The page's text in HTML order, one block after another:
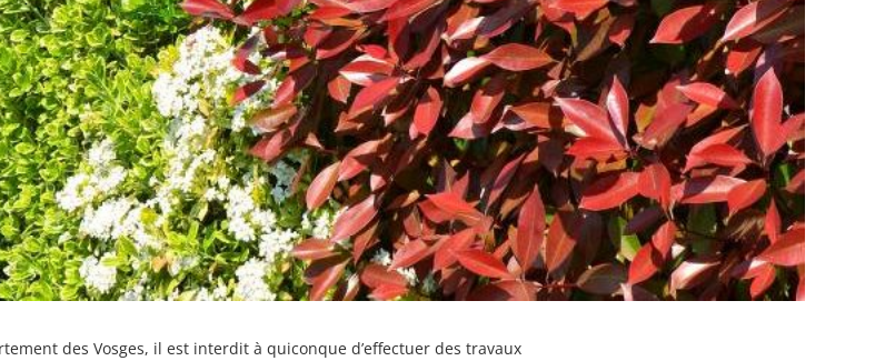
des Vosges, il est interdit à quiconque d’effectuer des travaux